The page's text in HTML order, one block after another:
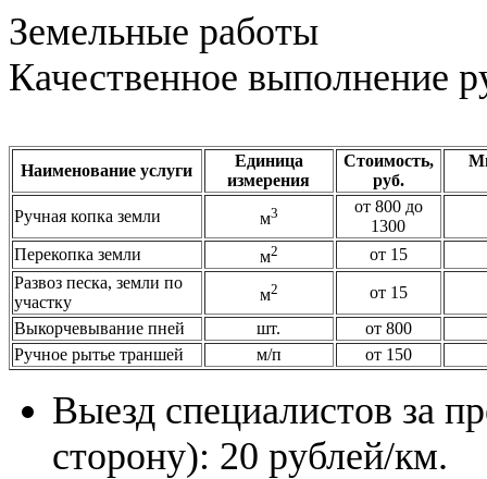
Земельные работы
Качественное выполнение
Наименование услуги
Единица
измерения
Стоимость,
руб.
Ручная копка земли м3
от 800 до
1300
Перекопка земли
м2
от 15
Развоз песка, земли по
участку
м2
от 15
Выкорчевывание пней
шт.
от 800
Ручное рытье траншей
м/п от 150
Выезд специалистов за
сторону): 20 рублей/км.